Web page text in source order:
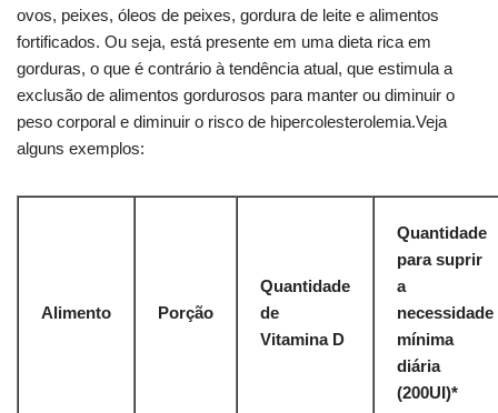
ovos, peixes, óleos de peixes, gordura de leite e alimentos
fortificados. Ou seja, está presente em uma dieta rica em
gorduras, o que é contrário à tendência atual, que estimula a
exclusão de alimentos gordurosos para manter ou diminuir o
peso corporal e diminuir o risco de hipercolesterolemia.Veja
alguns exemplos:
Alimento Porção
Quantidade
de
Vitamina D
Quantidade
para suprir
a
necessidade
mínima
diária
(200UI)*